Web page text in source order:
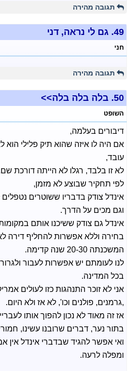
תגובה מהירה
49. גם לי נראה, דני
חני
תגובה מהירה
50. בלה בלה בלה>>
השופט
דיבורים בעלמה,
אם היה לו איזה שהוא תיק פלילי
עובד,
לא זו בלבד, רגלו לא הייתה דורכת
לפי תחקיר שבוצע לא מזמן,
אינדל צודק בדבריו ששוטרים
וגם מכים על הדרך.
אינדל גם צודק ששיכנו אותם
בחירה וללא אפשרות להחליף דירה
המשכנתה 20-30 שנה קדימה.
לנו לעומתם יש אפשרות לעבור
בכל המדינה.
אני לא זוכר התנהגות כזו לעולים
,גרמנים, פולנים וכו', לא אז ולא היום.
אז זה מאוד לא נכון להפוך אותו
בתור נער, דברים שרובנו עשינו,
ואי אפשר להגיד שבדברי אינדל
ומפלה לרעה.